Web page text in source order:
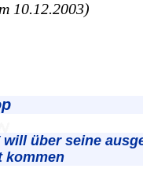
10.12.2003)
über seine
kommen